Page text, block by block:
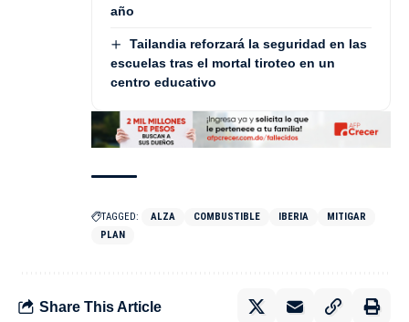
año
Tailandia reforzará la seguridad en las
escuelas tras el mortal tiroteo en un
centro educativo
TAGGED: ALZA COMBUSTIBLE IBERIA
MITIGAR
PLAN
Share This Article